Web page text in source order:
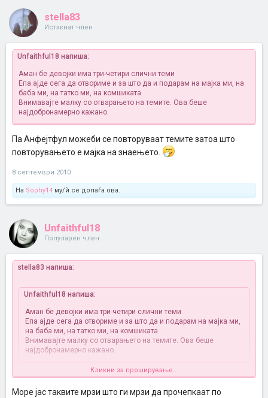
stella83
Истакнат член
Unfaithful18 напиша:
Аман бе девојки има три-четири слични теми
Епа ајде сега да отвориме и за што да и подарам на мајка ми, на
баба ми, на татко ми, на комшиката
Внимавајте малку со отварањето на темите. Ова беше
најдобронамерно кажано.
Па Анфејтфул можеби се повторуваат темите затоа што
повторувањето е мајка на знаењето.
8 септември 2010
На Sophy14 му/ѝ се допаѓа ова.
Unfaithful18
Популарен член
stella83 напиша:
Unfaithful18 напиша:
Аман бе девојки има три-четири слични теми
Епа ајде сега да отвориме и за што да и подарам на мајка ми,
на баба ми, на татко ми, на комшиката
Внимавајте малку со отварањето на темите. Ова беше
најдобронамерно кажано.
Па Анфејтфул можеби се повторуваат темите затоа што
Кликни за проширување...
Море јас таквите мрзи што ги мрзи да прочепкаат по